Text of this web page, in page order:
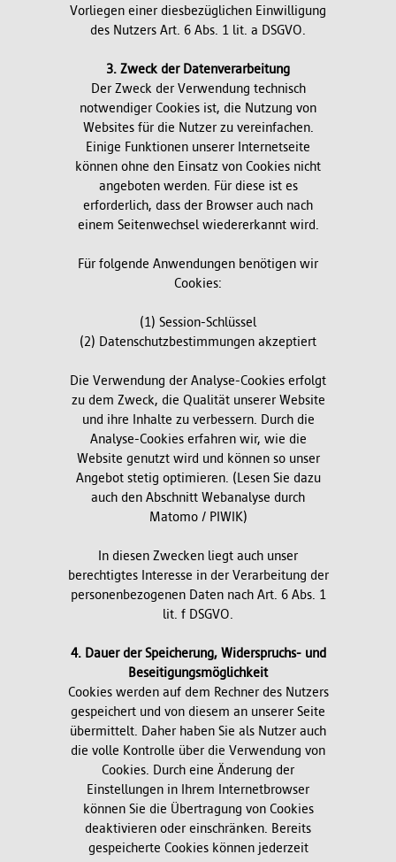
Vorliegen einer diesbezüglichen Einwilligung
des Nutzers Art. 6 Abs. 1 lit. a DSGVO.
3. Zweck der Datenverarbeitung
Der Zweck der Verwendung technisch
notwendiger Cookies ist, die Nutzung von
Websites für die Nutzer zu vereinfachen.
Einige Funktionen unserer Internetseite
können ohne den Einsatz von Cookies nicht
angeboten werden. Für diese ist es
erforderlich, dass der Browser auch nach
einem Seitenwechsel wiedererkannt wird.
Für folgende Anwendungen benötigen wir
Cookies:
(1) Session-Schlüssel
(2) Datenschutzbestimmungen akzeptiert
Die Verwendung der Analyse-Cookies erfolgt
zu dem Zweck, die Qualität unserer Website
und ihre Inhalte zu verbessern. Durch die
Analyse-Cookies erfahren wir, wie die
Website genutzt wird und können so unser
Angebot stetig optimieren. (Lesen Sie dazu
auch den Abschnitt Webanalyse durch
Matomo / PIWIK)
In diesen Zwecken liegt auch unser
berechtigtes Interesse in der Verarbeitung der
personenbezogenen Daten nach Art. 6 Abs. 1
lit. f DSGVO.
4. Dauer der Speicherung, Widerspruchs- und
Beseitigungsmöglichkeit
Cookies werden auf dem Rechner des Nutzers
gespeichert und von diesem an unserer Seite
übermittelt. Daher haben Sie als Nutzer auch
die volle Kontrolle über die Verwendung von
Cookies. Durch eine Änderung der
Einstellungen in Ihrem Internetbrowser
können Sie die Übertragung von Cookies
deaktivieren oder einschränken. Bereits
gespeicherte Cookies können jederzeit